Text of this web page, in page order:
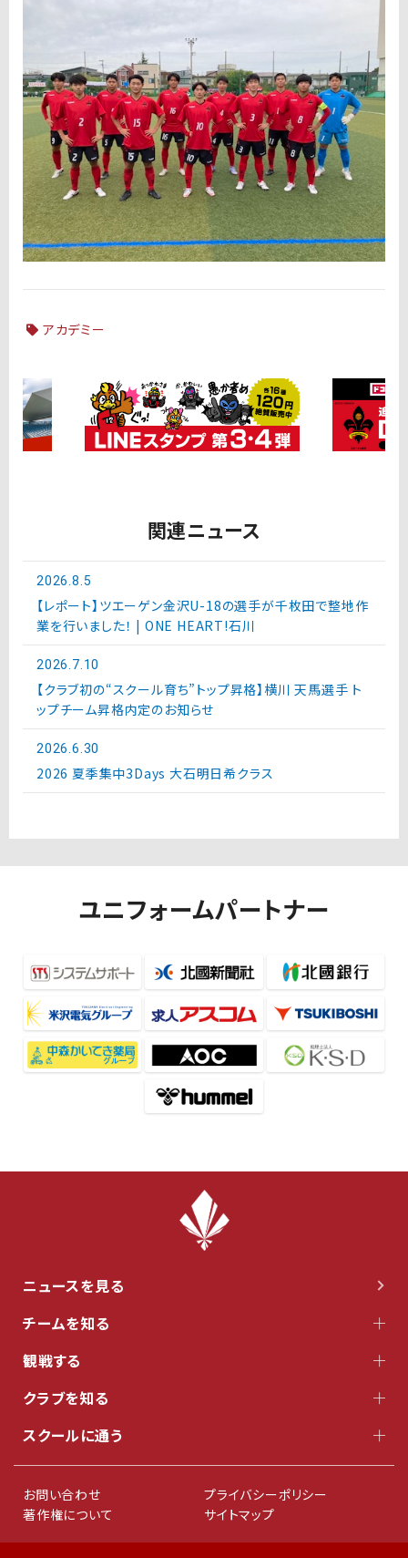
アカデミー
関連ニュース
2026.8.5
【レポート】ツエーゲン金沢U-18の選手が千枚田で整地作
業を行いました！ | ONE HEART!石川
2026.7.10
【クラブ初の“スクール育ち”トップ昇格】横川 天馬選手 ト
ップチーム昇格内定のお知らせ
2026.6.30
2026 夏季集中3Days 大石明日希クラス
ユニフォームパートナー
ニュースを見る
チームを知る
観戦する
クラブを知る
スクールに通う
お問い合わせ
プライバシーポリシー
著作権について
サイトマップ